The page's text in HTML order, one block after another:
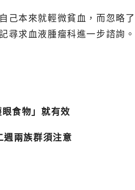
己本來就輕微貧血，而忽略
尋求血液腫瘤科進一步諮詢
食物」就有效
週兩族群須注意